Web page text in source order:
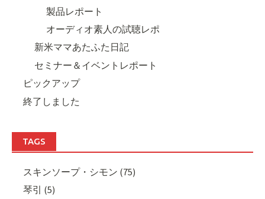
製品レポート
オーディオ素人の試聴レポ
新米ママあたふた日記
セミナー＆イベントレポート
ピックアップ
終了しました
TAGS
スキンソープ・シモン (75)
琴引 (5)